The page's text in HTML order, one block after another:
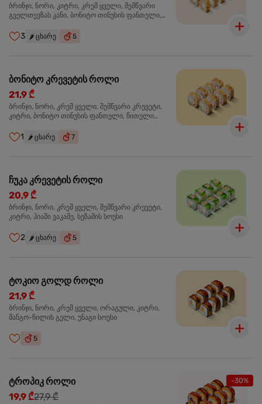
ბრინჯი, ნორი, კიტრი, კრემ ყველი, შემწვარი
გველთევზას კანი, ბონიტო თინუსის ფანთელი,
3 🌶️ ცხარე 5
ბონიტო კრევეტის როლი
21,9 ₾
ბრინჯი, ნორი, კრემ ყველი, შემწვარი კრევეტი,
კიტრი, ბონიტო თინუსის ფანთელი, წითელი
1 🌶️ ცხარე 7
ჩუკა კრევეტის როლი
20,9 ₾
ბრინჯი, ნორი, კრემ ყველი, შემწვარი კრევეტი,
კიტრი, ჰიაში ვაკამე, სეზამის სოუსი
2 🌶️ ცხარე 5
ტოკიო გოლდ როლი
21,9 ₾
ბრინჯი, ნორი, კრემ ყველი, ორაგული, კიტრი,
მანგო-ჩილის გელი, უნაგი სოუსი
5
-30%
ტროპიკ როლი
19,9 ₾27,9 ₾